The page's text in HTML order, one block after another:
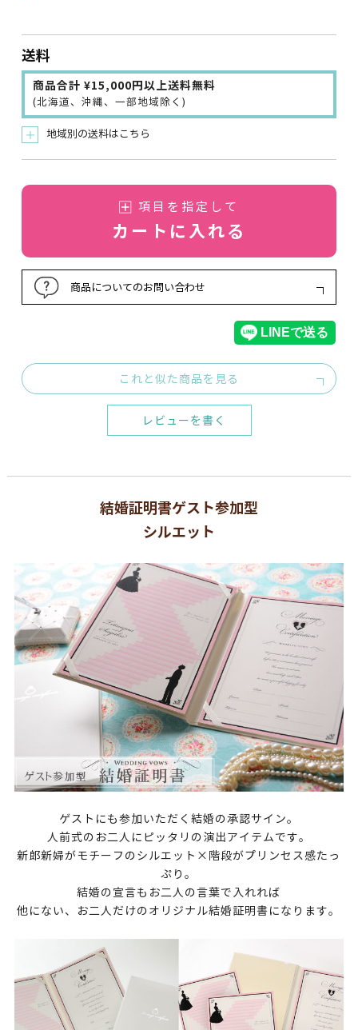
送料
商品合計 ¥15,000円以上送料無料
(北海道、沖縄、一部地域除く)
＋ 地域別の送料はこちら
項目を指定して
カートに入れる
商品についてのお問い合わせ
これと似た商品を見る
レビューを書く
結婚証明書ゲスト参加型
シルエット
ゲストにも参加いただく結婚の承認サイン。
人前式のお二人にピッタリの演出アイテムです。
新郎新婦がモチーフのシルエット×階段がプリンセス感たっ
ぷり。
結婚の宣言もお二人の言葉で入れれば
他にない、お二人だけのオリジナル結婚証明書になります。